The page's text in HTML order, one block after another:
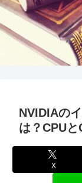
NVIDIAの
は？CPUと
X